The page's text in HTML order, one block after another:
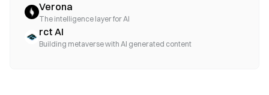
Verona
The intelligence layer for AI
rct AI
Building metaverse with AI generated content